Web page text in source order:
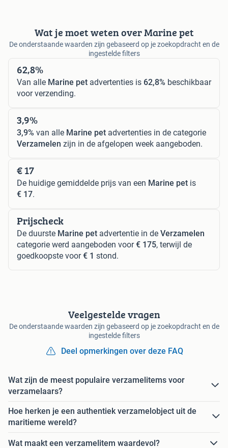
Wat je moet weten over Marine pet
De onderstaande waarden zijn gebaseerd op je zoekopdracht en de
ingestelde filters
62,8%
Van alle Marine pet advertenties is 62,8% beschikbaar
voor verzending.
3,9%
3,9% van alle Marine pet advertenties in de categorie
Verzamelen zijn in de afgelopen week aangeboden.
€ 17
De huidige gemiddelde prijs van een Marine pet is
€ 17.
Prijscheck
De duurste Marine pet advertentie in de Verzamelen
categorie werd aangeboden voor€ 175, terwijl de
goedkoopste voor€ 1 stond.
Veelgestelde vragen
De onderstaande waarden zijn gebaseerd op je zoekopdracht en de
ingestelde filters
Deel opmerkingen over deze FAQ
Wat zijn de meest populaire verzamelitems voor
verzamelaars?
Hoe herken je een authentiek verzamelobject uit de
maritieme wereld?
Wat maakt een verzamelitem waardevol?